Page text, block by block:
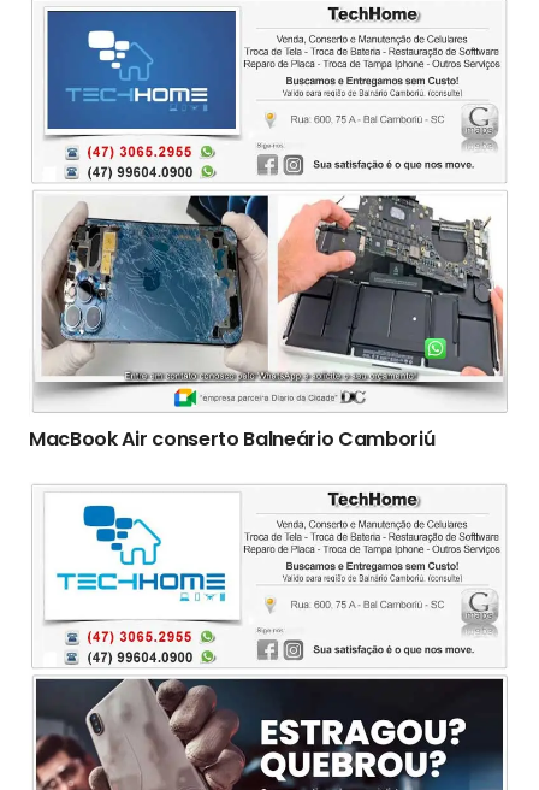
MacBook Air conserto Balneário Camboriú